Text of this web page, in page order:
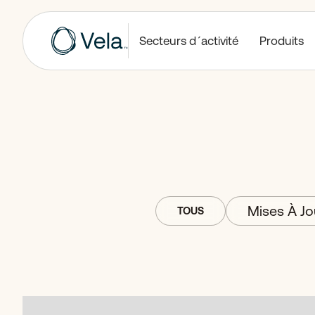
Secteurs d´activité Produits
TOUS Mises À